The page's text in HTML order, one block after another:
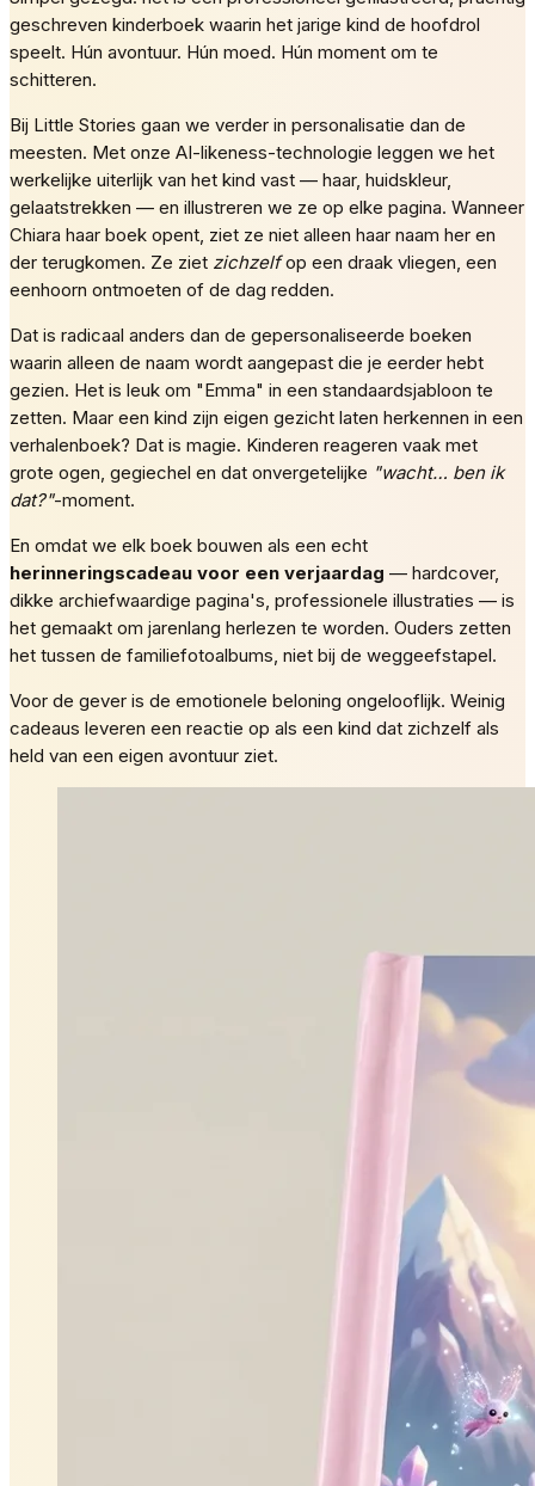
geschreven kinderboek waarin het jarige kind de hoofdrol
speelt. Hún avontuur. Hún moed. Hún moment om te
schitteren.
Bij Little Stories gaan we verder in personalisatie dan de
meesten. Met onze AI-likeness-technologie leggen we het
werkelijke uiterlijk van het kind vast — haar, huidskleur,
gelaatstrekken — en illustreren we ze op elke pagina. Wanneer
Chiara haar boek opent, ziet ze niet alleen haar naam her en
der terugkomen. Ze ziet zichzelfop een draak vliegen, een
eenhoorn ontmoeten of de dag redden.
Dat is radicaal anders dan de gepersonaliseerde boeken
waarin alleen de naam wordt aangepast die je eerder hebt
gezien. Het is leuk om "Emma" in een standaardsjabloon te
zetten. Maar een kind zijn eigen gezicht laten herkennen in een
verhalenboek? Dat is magie. Kinderen reageren vaak met
grote ogen, gegiechel en dat onvergetelijke "wacht… ben ik
dat?"-moment.
En omdat we elk boek bouwen als een echt
herinneringscadeau voor een verjaardag — hardcover,
dikke archiefwaardige pagina's, professionele illustraties — is
het gemaakt om jarenlang herlezen te worden. Ouders zetten
het tussen de familiefotoalbums, niet bij de weggeefstapel.
Voor de gever is de emotionele beloning ongelooflijk. Weinig
cadeaus leveren een reactie op als een kind dat zichzelf als
held van een eigen avontuur ziet.